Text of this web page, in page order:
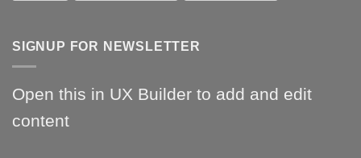
SIGNUP FOR NEWSLETTER
Open this in UX Builder to add and edit
content